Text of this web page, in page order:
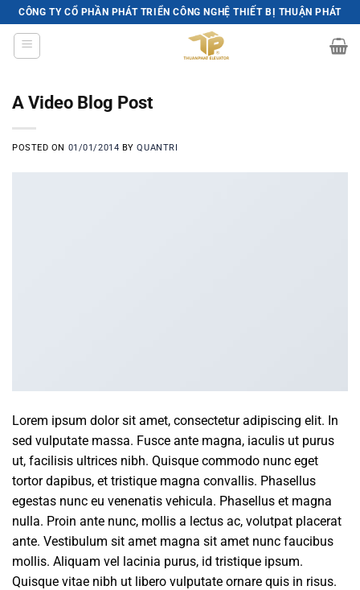
Skip
to
content
CÔNG TY CỔ PHẦN PHÁT TRIỂN CÔNG NGHỆ THIẾT BỊ THUẬN PHÁT
A Video Blog Post
POSTED ON 01/01/2014 BYQUANTRI
Lorem ipsum dolor sit amet, consectetur adipiscing elit. In
sed vulputate massa. Fusce ante magna, iaculis ut purus
ut, facilisis ultrices nibh. Quisque commodo nunc eget
tortor dapibus, et tristique magna convallis. Phasellus
egestas nunc eu venenatis vehicula. Phasellus et magna
nulla. Proin ante nunc, mollis a lectus ac, volutpat placerat
ante. Vestibulum sit amet magna sit amet nunc faucibus
mollis. Aliquam vel lacinia purus, id tristique ipsum.
Quisque vitae nibh ut libero vulputate ornare quis in risus.